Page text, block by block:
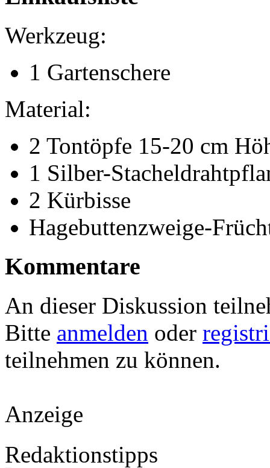
Werkzeug:
1 Gartenschere
Material:
2 Tontöpfe 15-20 cm
1 Silber-
2 Kürbisse
Hagebuttenzweige-
Kommentare
An dieser Diskussion
Bitte anmelden oder
teilnehmen zu können.
Anzeige
Redaktionstipps